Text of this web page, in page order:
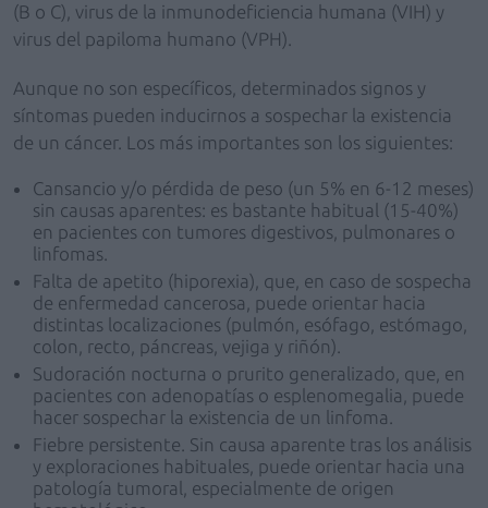
(B o C), virus de la inmunodeficiencia humana (VIH) y
virus del papiloma humano (VPH).
Aunque no son específicos, determinados signos y
síntomas pueden inducirnos a sospechar la existencia
de un cáncer. Los más importantes son los siguientes:
Cansancio y/o pérdida de peso (un 5% en 6-12 meses)
sin causas aparentes: es bastante habitual (15-40%)
en pacientes con tumores digestivos, pulmonares o
linfomas.
Falta de apetito (hiporexia), que, en caso de sospecha
de enfermedad cancerosa, puede orientar hacia
distintas localizaciones (pulmón, esófago, estómago,
colon, recto, páncreas, vejiga y riñón).
Sudoración nocturna o prurito generalizado, que, en
pacientes con adenopatías o esplenomegalia, puede
hacer sospechar la existencia de un linfoma.
Fiebre persistente. Sin causa aparente tras los análisis
y exploraciones habituales, puede orientar hacia una
patología tumoral, especialmente de origen